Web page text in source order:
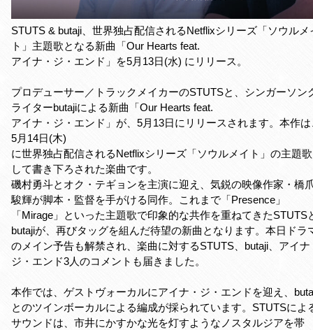
STUTS & butaji、世界独占配信されるNetflixシリーズ「ソウルメ
ト」主題歌となる新曲「Our Hearts feat.
アイナ・ジ・エンド」を5月13日(水) にリリース。
プロデューサー／トラックメイカーのSTUTSと、シンガーソン
ライターbutajiによる新曲「Our Hearts feat.
アイナ・ジ・エンド」が、5月13日にリリースされます。本作は
5月14日(木)
に世界独占配信されるNetflixシリーズ「ソウルメイト」の主題
して書き下ろされた楽曲です。
磯村勇斗とオク・テギョンを主演に迎え、気鋭の映像作家・橋
駿輝が脚本・監督を手がける同作。これまで「Presence」
「Mirage」といった主題歌で印象的な共作を重ねてきたSTUTS
butajiが、再びタッグを組んだ待望の新曲となります。本日ドラ
のメイン予告も解禁され、楽曲に対するSTUTS、butaji、アイナ
ジ・エンド3人のコメントも届きました。
本作では、ゲストヴォーカルにアイナ・ジ・エンドを迎え、
とのツインボーカルによる編成が採られています。STUTSによ
サウンドは、市井にかすかな光を灯すようなノスタルジアを帯